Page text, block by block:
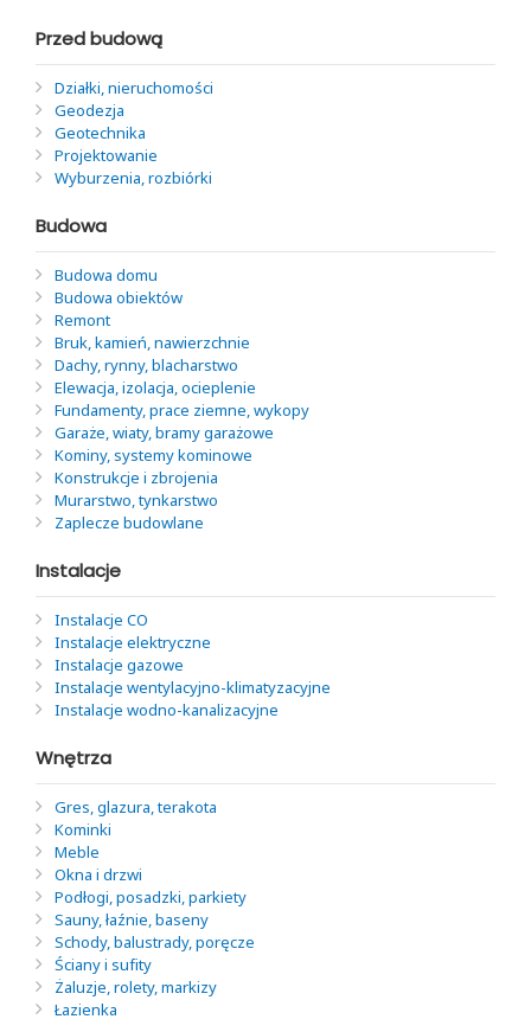
Przed budową
Działki, nieruchomości
Geodezja
Geotechnika
Projektowanie
Wyburzenia, rozbiórki
Budowa
Budowa domu
Budowa obiektów
Remont
Bruk, kamień, nawierzchnie
Dachy, rynny, blacharstwo
Elewacja, izolacja, ocieplenie
Fundamenty, prace ziemne, wykopy
Garaże, wiaty, bramy garażowe
Kominy, systemy kominowe
Konstrukcje i zbrojenia
Murarstwo, tynkarstwo
Zaplecze budowlane
Instalacje
Instalacje CO
Instalacje elektryczne
Instalacje gazowe
Instalacje wentylacyjno-klimatyzacyjne
Instalacje wodno-kanalizacyjne
Wnętrza
Gres, glazura, terakota
Kominki
Meble
Okna i drzwi
Podłogi, posadzki, parkiety
Sauny, łaźnie, baseny
Schody, balustrady, poręcze
Ściany i sufity
Żaluzje, rolety, markizy
Łazienka